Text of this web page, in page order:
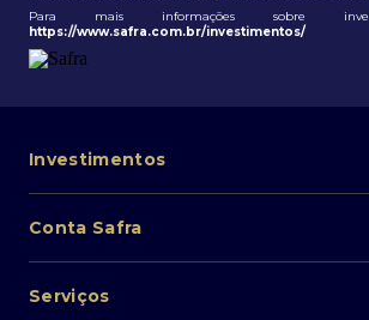
Para mais informações sobre
https://www.safra.com.br/investimentos/
Investimentos
Lista de fundos de investimento
Conta Safra
Pessoa Física
Serviços